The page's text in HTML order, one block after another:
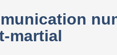
martial